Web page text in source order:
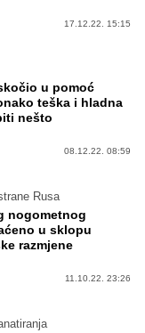
17.12.22. 15:15
u pomoć
teška i hladna
nešto
08.12.22. 08:59
Rusa
nogometnog
u sklopu
razmjene
11.10.22. 23:26